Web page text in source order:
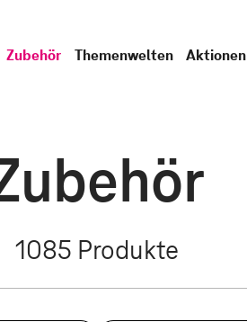
Zubehör Themenwelten Aktionen
1085 Produkte